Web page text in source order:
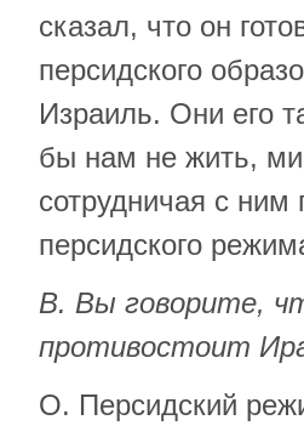
сказал, что он
персидского
Израиль. Они его
бы нам не жить,
сотрудничая с ним
персидского
В. Вы говорите,
противостоит
О. Персидский